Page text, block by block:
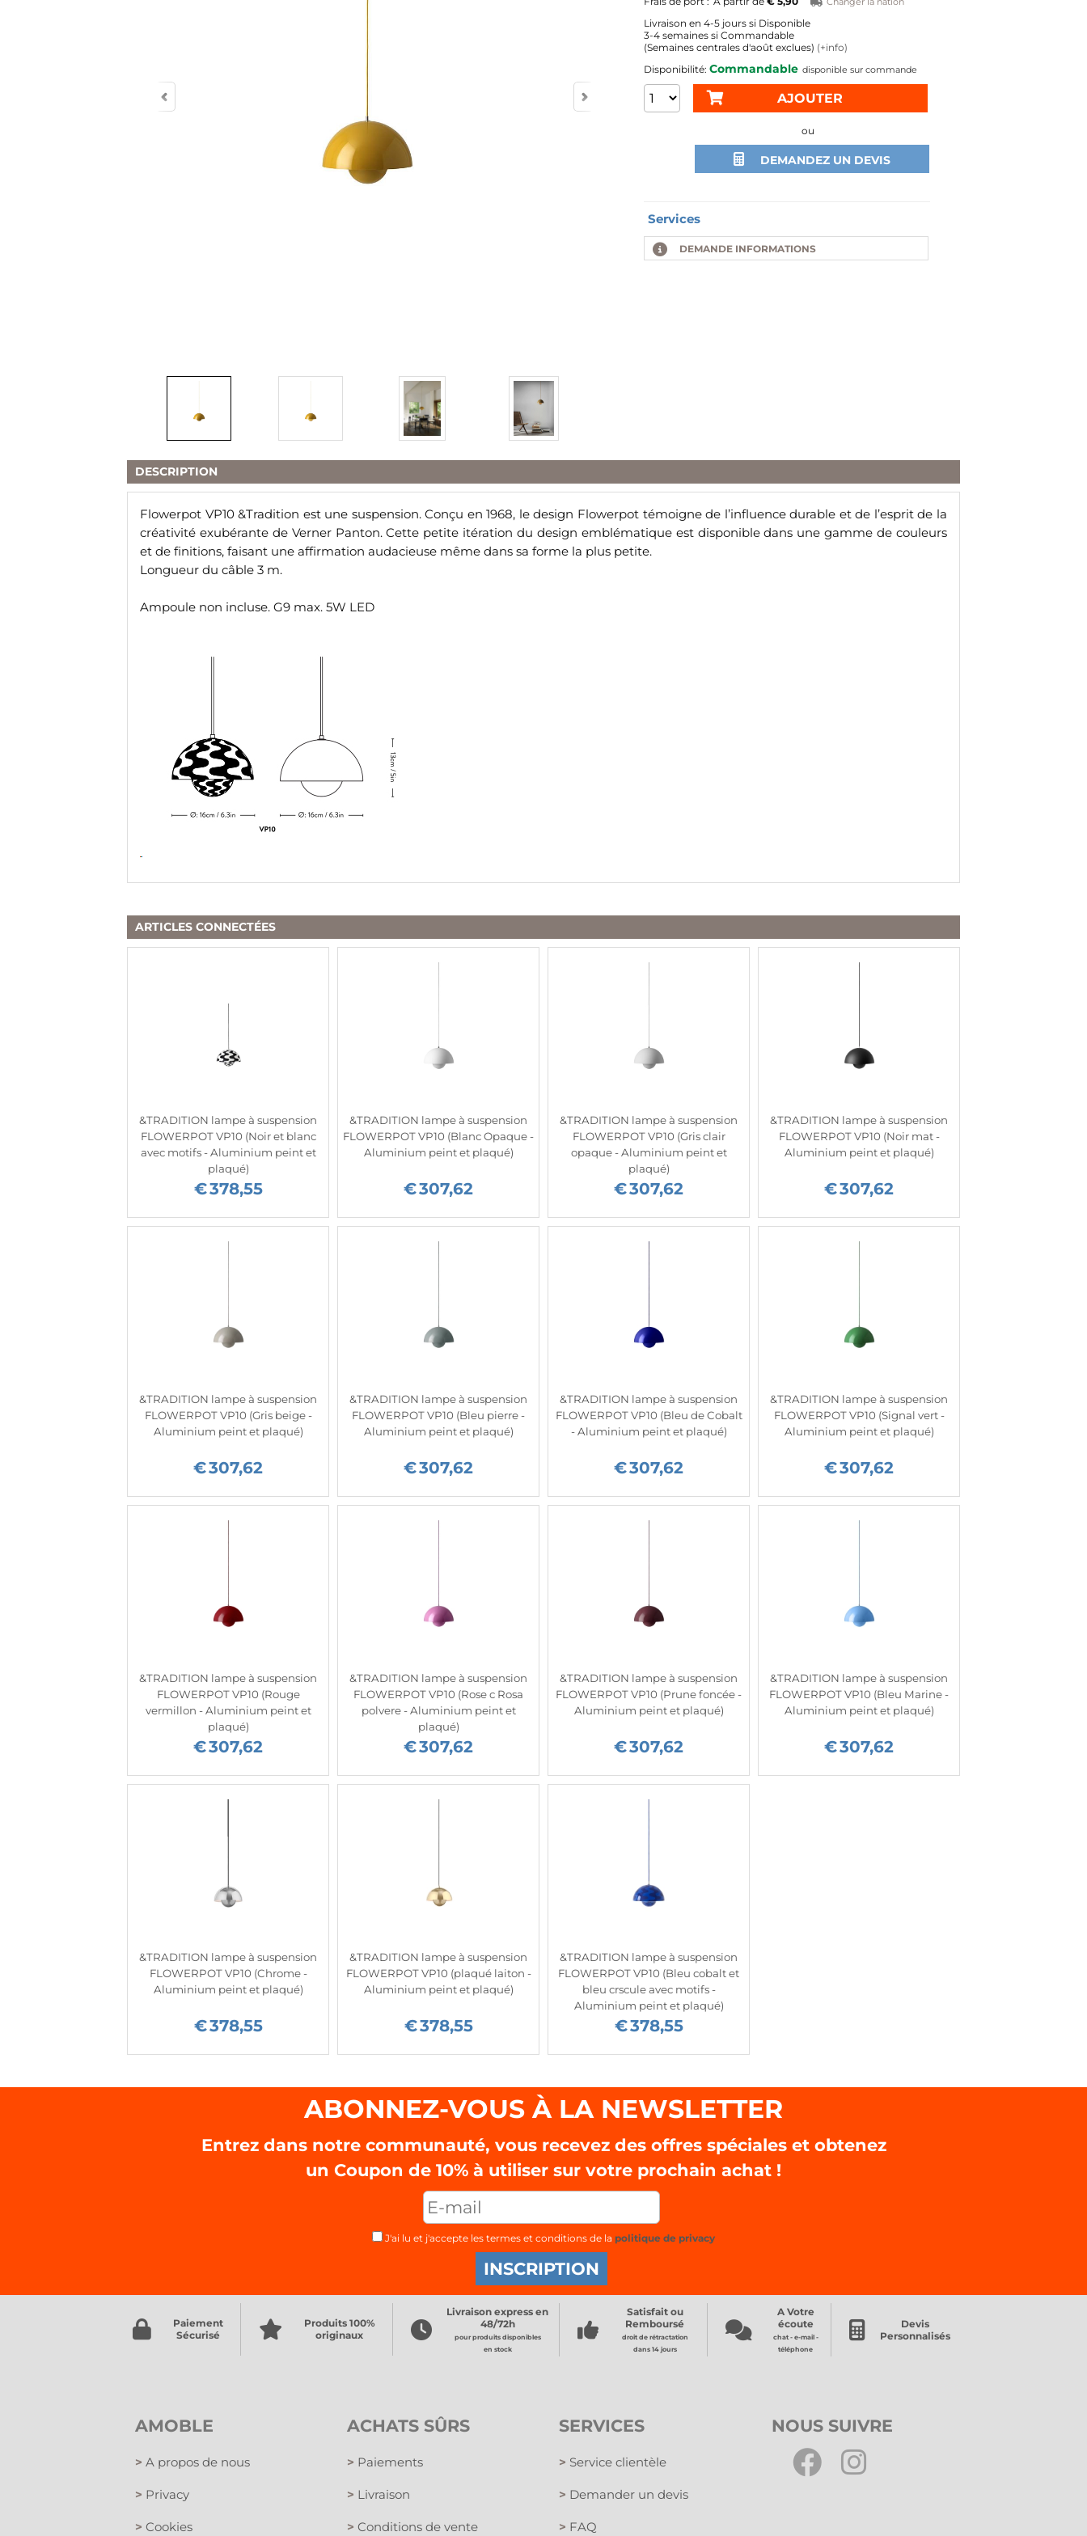
4-5 jours si Disponible
3-4 semaines si Commandable
(Semaines centrales d'août exclues) (+info)
ou
DEMANDEZ UN DEVIS
Commandable disponible sur commande
Services
DEMANDE INFORMATIONS
DESCRIPTION
Flowerpot VP10 &Tradition est une suspension. Conçu en 1968, le design Flowerpot témoigne de l’influence durable et de l’esprit de la
créativité exubérante de Verner Panton. Cette petite itération du design emblématique est disponible dans une gamme de couleurs
et de finitions, faisant une affirmation audacieuse même dans sa forme la plus petite.
Longueur du câble 3 m.
Ampoule non incluse. G9 max. 5W LED
ARTICLES CONNECTÉES
&TRADITION lampe à suspension
FLOWERPOT VP10 (Noir et blanc
avec motifs - Aluminium peint et
plaqué)
€378,55
&TRADITION lampe à suspension
FLOWERPOT VP10 (Blanc Opaque -
Aluminium peint et plaqué)
€307,62
&TRADITION lampe à suspension
FLOWERPOT VP10 (Gris clair
opaque - Aluminium peint et
plaqué)
€307,62
&TRADITION lampe à suspension
FLOWERPOT VP10 (Noir mat -
Aluminium peint et plaqué)
€307,62
&TRADITION lampe à suspension
FLOWERPOT VP10 (Gris beige -
Aluminium peint et plaqué)
€307,62
&TRADITION lampe à suspension
FLOWERPOT VP10 (Bleu pierre -
Aluminium peint et plaqué)
€307,62
&TRADITION lampe à suspension
FLOWERPOT VP10 (Bleu de Cobalt
- Aluminium peint et plaqué)
€307,62
&TRADITION lampe à suspension
FLOWERPOT VP10 (Signal vert -
Aluminium peint et plaqué)
€307,62
&TRADITION lampe à suspension
FLOWERPOT VP10 (Rouge
vermillon - Aluminium peint et
plaqué)
€307,62
&TRADITION lampe à suspension
FLOWERPOT VP10 (Rose c Rosa
polvere - Aluminium peint et
plaqué)
€307,62
&TRADITION lampe à suspension
FLOWERPOT VP10 (Prune foncée -
Aluminium peint et plaqué)
€307,62
&TRADITION lampe à suspension
FLOWERPOT VP10 (Bleu Marine -
Aluminium peint et plaqué)
€307,62
&TRADITION lampe à suspension
FLOWERPOT VP10 (Chrome -
Aluminium peint et plaqué)
€378,55
&TRADITION lampe à suspension
FLOWERPOT VP10 (plaqué laiton -
Aluminium peint et plaqué)
€378,55
&TRADITION lampe à suspension
FLOWERPOT VP10 (Bleu cobalt et
bleu crscule avec motifs -
Aluminium peint et plaqué)
€378,55
ABONNEZ-VOUS À LA NEWSLETTER
Entrez dans notre communauté, vous recevez des offres spéciales et obtenez
un Coupon de 10% à utiliser sur votre prochain achat !
J'ai lu et j'accepte les termes et conditions de la politique de privacy
Paiement
Sécurisé
Produits 100%
originaux
Livraison express en
48/72h
pour produits disponibles
en stock
Satisfait ou
Remboursé
droit de rétractation
dans 14 jours
A Votre
écoute
chat - e-mail -
téléphone
Devis
Personnalisés
AMOBLE
> A propos de nous
> Privacy
> Cookies
ACHATS SÛRS
> Paiements
> Livraison
> Conditions de vente
SERVICES
> Service clientèle
> Demander un devis
> FAQ
NOUS SUIVRE